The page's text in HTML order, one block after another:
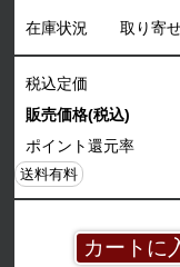
在庫状況 取り寄
税込定価
販売価格(税込)
ポイント還元率
送料有料